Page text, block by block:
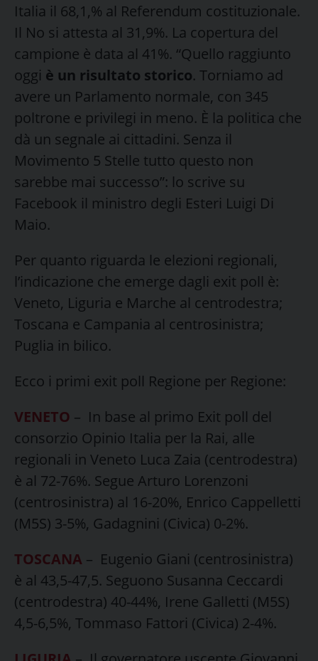
Italia il 68,1,% al Referendum costituzionale.
Il No si attesta al 31,9%. La copertura del
campione è data al 41%. “Quello raggiunto
oggi è un risultato storico. Torniamo ad
avere un Parlamento normale, con 345
poltrone e privilegi in meno. È la politica che
dà un segnale ai cittadini. Senza il
Movimento 5 Stelle tutto questo non
sarebbe mai successo”: lo scrive su
Facebook il ministro degli Esteri Luigi Di
Maio.
Per quanto riguarda le elezioni regionali,
l’indicazione che emerge dagli exit poll è:
Veneto, Liguria e Marche al centrodestra;
Toscana e Campania al centrosinistra;
Puglia in bilico.
Ecco i primi exit poll Regione per Regione:
VENETO – In base al primo Exit poll del
consorzio Opinio Italia per la Rai, alle
regionali in Veneto Luca Zaia (centrodestra)
è al 72-76%. Segue Arturo Lorenzoni
(centrosinistra) al 16-20%, Enrico Cappelletti
(M5S) 3-5%, Gadagnini (Civica) 0-2%.
TOSCANA – Eugenio Giani (centrosinistra)
è al 43,5-47,5. Seguono Susanna Ceccardi
(centrodestra) 40-44%, Irene Galletti (M5S)
4,5-6,5%, Tommaso Fattori (Civica) 2-4%.